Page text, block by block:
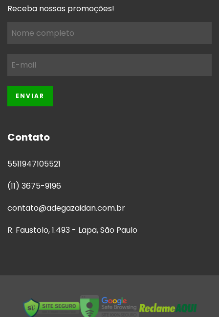
Receba nossas promoções!
Contato
5511947105521
(11) 3675-9196
contato@adegazaidan.com.br
R. Faustolo, 1.493 - Lapa, São Paulo